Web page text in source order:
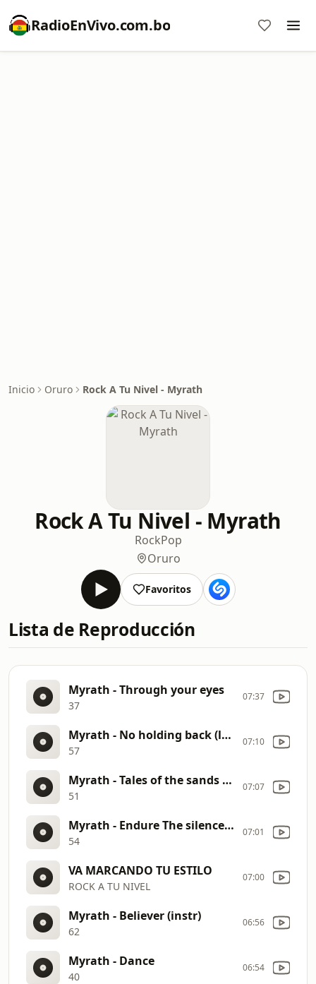
RadioEnVivo.com.bo
Inicio Oruro Rock A Tu Nivel - Myrath
Rock A Tu Nivel - Myrath
RockPop
Oruro
Favoritos
Lista de Reproducción
Myrath - Through your eyes
37
07:37
Myrath - No holding back (live)
57
07:10
Myrath - Tales of the sands (live)
51
07:07
Myrath - Endure The silence (live)
54
07:01
VA MARCANDO TU ESTILO
ROCK A TU NIVEL
07:00
Myrath - Believer (instr)
62
06:56
Myrath - Dance
40
06:54